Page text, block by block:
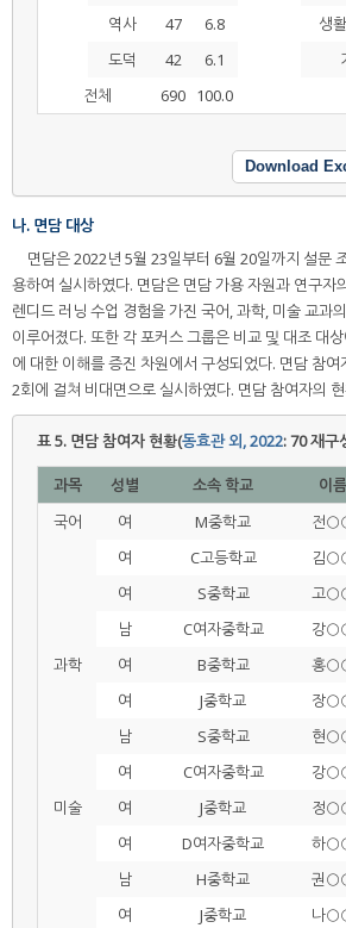
역사 47 6.8 생
도덕
42 6.1
전체
690 100.0
Download
나. 면담 대상
면담은 2022년 5월 23일부터 6월 20일까지 설문
용하여 실시하였다. 면담은 면담 가용 자원과 연구자
렌디드 러닝 수업 경험을 가진 국어, 과학, 미술 교과
이루어졌다. 또한 각 포커스 그룹은 비교 및 대조 대
에 대한 이해를 증진 차원에서 구성되었다. 면담 참
2회에 걸쳐 비대면으로 실시하였다. 면담 참여자의
표 5. 면담 참여자 현황(동효관 외, 2022: 70 재구
과목 성별 소속 학교 이름
국어
여 M중학교 전
여
C고등학교 김
여
S중학교 고
남
C여자중학교 강
과학
여 B중학교 홍
여
J중학교 장
남
S중학교 현
여
C여자중학교 강
미술
여 J중학교 정
여
D여자중학교 하
남
H중학교 권
여
J중학교 나